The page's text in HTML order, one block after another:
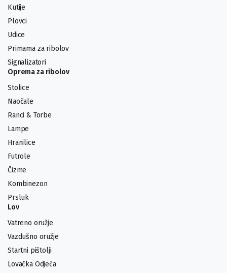
Kutije
Plovci
Udice
Primama za ribolov
Signalizatori
Oprema za ribolov
Stolice
Naočale
Ranci & Torbe
Lampe
Hranilice
Futrole
Čizme
Kombinezon
Prsluk
Lov
Vatreno oružje
Vazdušno oružje
Startni pištolji
Lovačka Odjeća